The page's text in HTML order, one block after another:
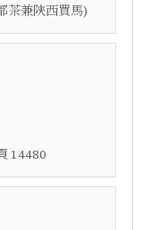
兼陝西買馬)
14480